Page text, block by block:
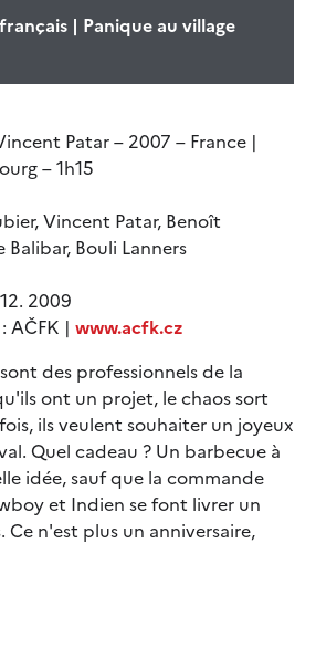
| Panique au village
Patar – 2007 – France |
– 1h15
Vincent Patar, Benoît
Balibar, Bouli Lanners
2009
AČFK | www.acfk.cz
des professionnels de la
ont un projet, le chaos sort
ils veulent souhaiter un joyeux
Quel cadeau ? Un barbecue à
idée, sauf que la commande
et Indien se font livrer un
n'est plus un anniversaire,